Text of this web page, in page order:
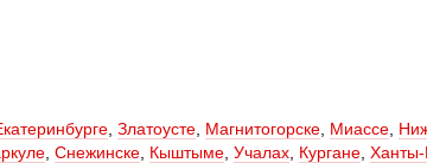
Златоусте Магнитогорске Миассе
Снежинске Кыштыме Учалах Кургане